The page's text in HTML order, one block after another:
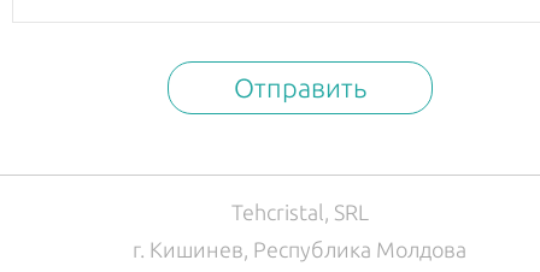
Отправить
Tehcristal, SRL
г. Кишинев, Республика Молдова